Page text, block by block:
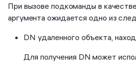
При вызове подкоманды в
аргумента ожидается одно из
DN удаленного объекта,
Для получения DN может